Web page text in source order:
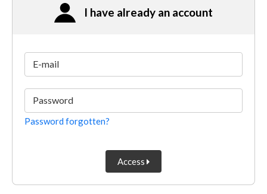
I have already an account
E-mail
Password
Password forgotten?
Access